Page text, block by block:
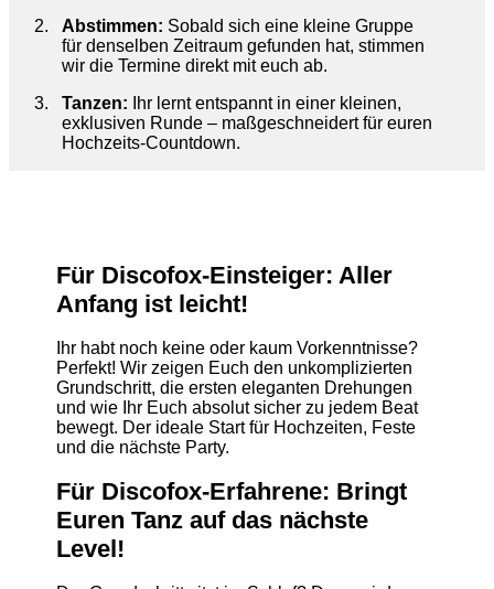
Abstimmen: Sobald sich eine kleine Gruppe
für denselben Zeitraum gefunden hat, stimmen
wir die Termine direkt mit euch ab.
Tanzen: Ihr lernt entspannt in einer kleinen,
exklusiven Runde – maßgeschneidert für euren
Hochzeits-Countdown.
Für Discofox-Einsteiger: Aller
Anfang ist leicht!
Ihr habt noch keine oder kaum Vorkenntnisse?
Perfekt! Wir zeigen Euch den unkomplizierten
Grundschritt, die ersten eleganten Drehungen
und wie Ihr Euch absolut sicher zu jedem Beat
bewegt. Der ideale Start für Hochzeiten, Feste
und die nächste Party.
Für Discofox-Erfahrene: Bringt
Euren Tanz auf das nächste
Level!